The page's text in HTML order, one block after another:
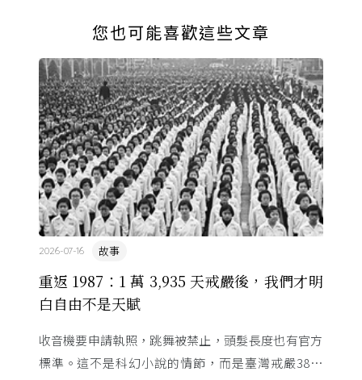
您也可能喜歡這些文章
重返 1987：1 萬 3,935 天戒嚴後，我們才明
白自由不是天賦
故事
2026-07-16
收音機要申請執照，跳舞被禁止，頭髮長度也有官方
標準。這不是科幻小說的情節，而是臺灣戒嚴38年